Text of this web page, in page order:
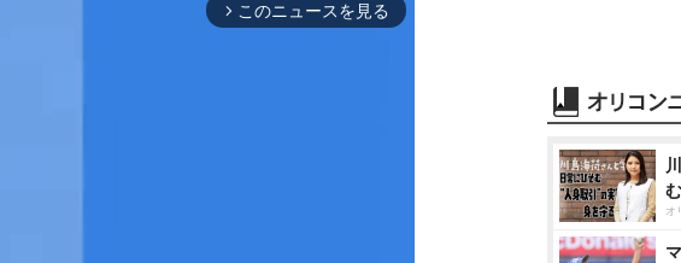
arrow_forward_ios このニュースを見る
オ